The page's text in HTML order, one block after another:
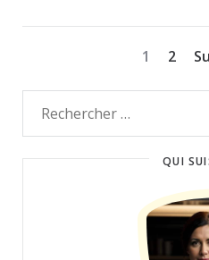
1 2
QUI